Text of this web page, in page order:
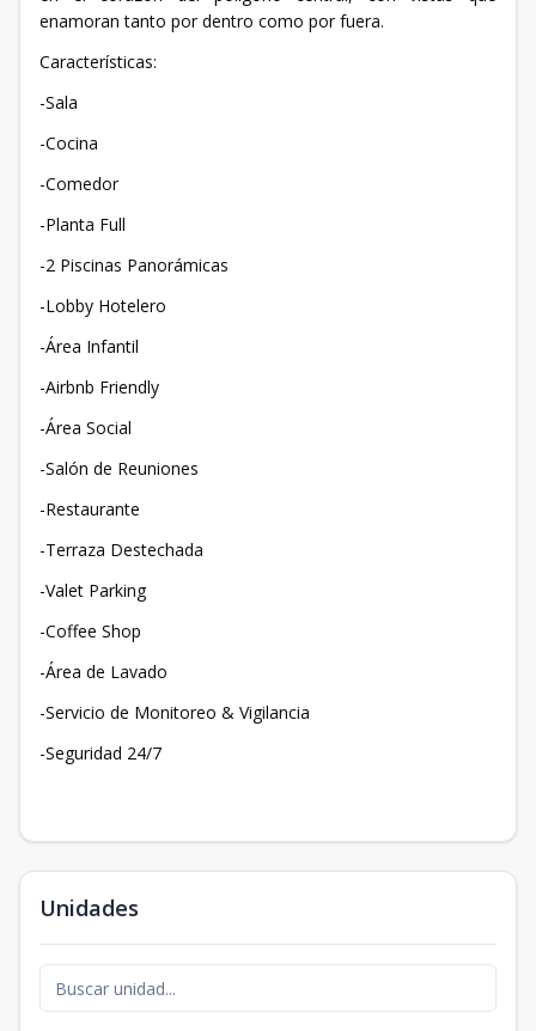
enamoran tanto por dentro como por fuera.
Características:
-Sala
-Cocina
-Comedor
-Planta Full
-2 Piscinas Panorámicas
-Lobby Hotelero
-Área Infantil
-Airbnb Friendly
-Área Social
-Salón de Reuniones
-Restaurante
-Terraza Destechada
-Valet Parking
-Coffee Shop
-Área de Lavado
-Servicio de Monitoreo & Vigilancia
-Seguridad 24/7
Unidades